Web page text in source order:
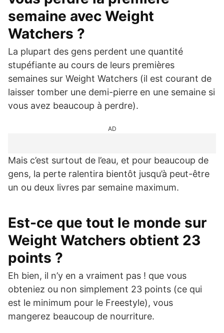
semaine avec Weight
Watchers ?
La plupart des gens perdent une quantité
stupéfiante au cours de leurs premières
semaines sur Weight Watchers (il est courant de
laisser tomber une demi-pierre en une semaine si
vous avez beaucoup à perdre).
AD
Mais c’est surtout de l’eau, et pour beaucoup de
gens, la perte ralentira bientôt jusqu’à peut-être
un ou deux livres par semaine maximum.
Est-ce que tout le monde sur
Weight Watchers obtient 23
points ?
Eh bien, il n’y en a vraiment pas ! que vous
obteniez ou non simplement 23 points (ce qui
est le minimum pour le Freestyle), vous
mangerez beaucoup de nourriture.